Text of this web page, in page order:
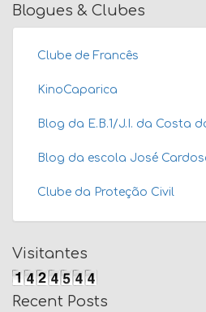
Blogues & Clubes
Clube de Francês
KinoCaparica
Blog da E.B.1/J.I. da Costa
Blog da escola José
Clube da Proteção Civil
Visitantes
Recent Posts